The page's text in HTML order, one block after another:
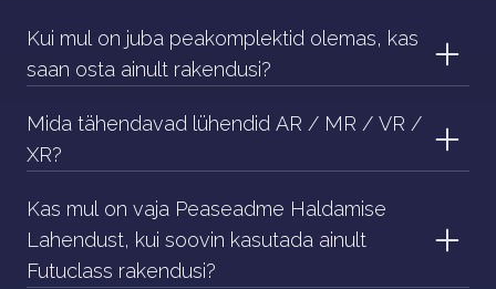
Kui mul on juba peakomplektid olemas, kas
saan osta ainult rakendusi?
Mida tähendavad lühendid AR / MR / VR /
XR?
Kas mul on vaja Peaseadme Haldamise
Lahendust, kui soovin kasutada ainult
Futuclass rakendusi?